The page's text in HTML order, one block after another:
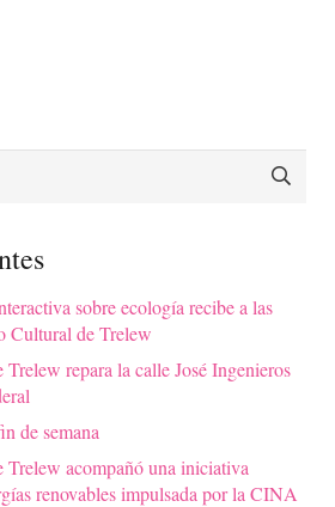
sobre ecología recibe a las
Cultural de Trelew
repara la calle José Ingenieros
de semana
acompañó una iniciativa
renovables impulsada por la CINA